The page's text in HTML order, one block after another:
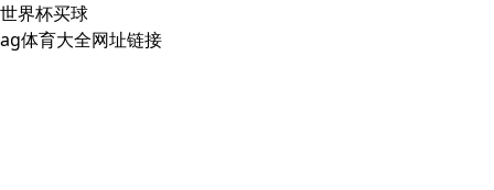
世界杯买球
ag体育大全网址链接